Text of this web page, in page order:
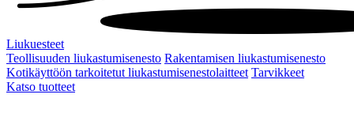
Liukuesteet
Teollisuuden liukastumisenesto Rakentamisen liukastumisenesto
Kotikäyttöön tarkoitetut liukastumisenestolaitteet Tarvikkeet
Katso tuotteet